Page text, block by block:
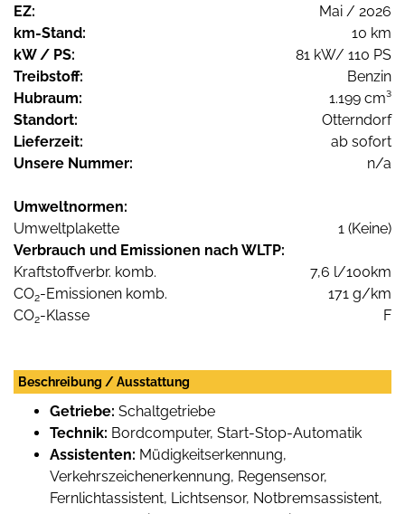
EZ:
Mai / 2026
km-Stand:
10 km
kW / PS:
81 kW/ 110 PS
Treibstoff:
Benzin
Hubraum:
1.199 cm³
Standort:
Otterndorf
Lieferzeit:
ab sofort
Unsere Nummer:
n/a
Umweltnormen:
Umweltplakette
1 (Keine)
Verbrauch und Emissionen nach WLTP:
Kraftstoffverbr. komb.
7,6 l/100km
CO2-Emissionen komb.
171 g/km
CO2-Klasse F
Beschreibung / Ausstattung
Getriebe: Schaltgetriebe
Technik: Bordcomputer, Start-Stop-Automatik
Assistenten: Müdigkeitserkennung,
Verkehrszeichenerkennung, Regensensor,
Fernlichtassistent, Lichtsensor, Notbremsassistent,